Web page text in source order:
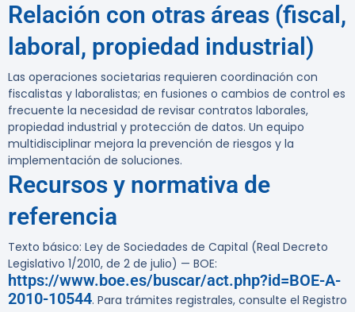
Relación con otras áreas (fiscal,
laboral, propiedad industrial)
Las operaciones societarias requieren coordinación con
fiscalistas y laboralistas; en fusiones o cambios de control es
frecuente la necesidad de revisar contratos laborales,
propiedad industrial y protección de datos. Un equipo
multidisciplinar mejora la prevención de riesgos y la
implementación de soluciones.
Recursos y normativa de
referencia
Texto básico: Ley de Sociedades de Capital (Real Decreto
Legislativo 1/2010, de 2 de julio) — BOE:
https://www.boe.es/buscar/act.php?id=BOE-A-
2010-10544. Para trámites registrales, consulte el Registro